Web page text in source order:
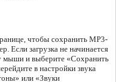
чтобы сохранить MP3-
Если загрузка не начинается
мыши и выберите «Сохранить
в настройки звука
или «Звуки